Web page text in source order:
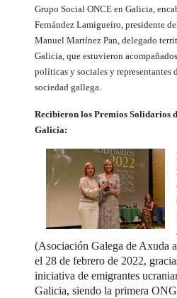
Grupo Social ONCE en Galicia,
Fernández Lamigueiro, presidente
Manuel Martínez Pan, delegado
Galicia, que estuvieron
políticas y sociales y representantes
sociedad gallega.
Recibieron los Premios Solidarios
Galicia:
(Asociación Galega de Axuda
el 28 de febrero de 2022,
iniciativa de emigrantes
Galicia, siendo la primera